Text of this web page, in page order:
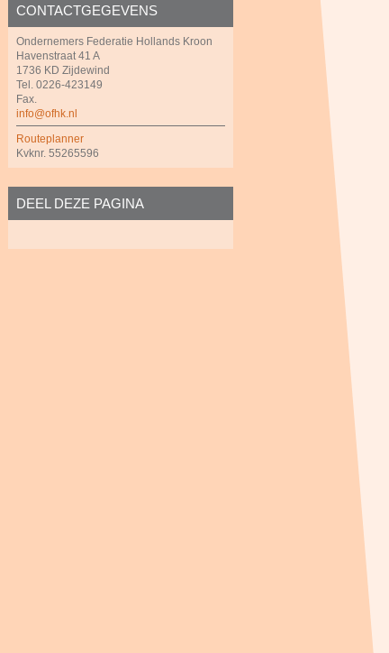
CONTACTGEGEVENS
Ondernemers Federatie Hollands Kroon
Havenstraat 41 A
1736 KD Zijdewind
Tel. 0226-423149
Fax.
info@ofhk.nl
Routeplanner
Kvknr. 55265596
DEEL DEZE PAGINA